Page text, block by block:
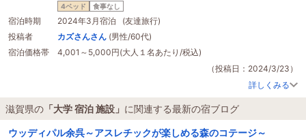
することも初めてでおもしろい体験でしたし、
気持ちよく利用できました。
そして何よりも良かったのはオーナーさんのおもてなしのこころです。
ビワイチを応援する気持ち、特に若い世代（高校生や
達成感をこれからの人生に活かしてほしいという熱い気持ちからのおもてなし
のこころが最高でした。事前にいろいろ相談しましたが気持ちよく対応もして
4ベッド 食事なし
宿泊時期
2024年3月宿泊 (友達旅行)
投稿者
カズさんさん (男性/60代)
宿泊価格帯
4,001～5,000円(大人１名あたり/税込)
（投稿日：2024/3/23）
詳しくみる
滋賀県の 「大学 宿泊 施設」 に関連する最新の宿ブログ
ウッディパル余呉～アスレチックが楽しめる森のコテージ～